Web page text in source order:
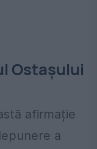
Ostașului
afirmație
a